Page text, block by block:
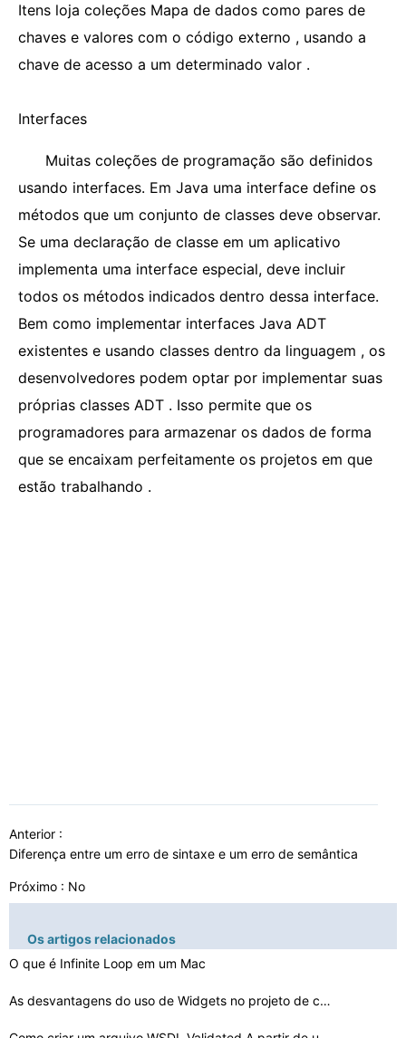
Itens loja coleções Mapa de dados como pares de
chaves e valores com o código externo , usando a
chave de acesso a um determinado valor .
Interfaces
Muitas coleções de programação são definidos
usando interfaces. Em Java uma interface define os
métodos que um conjunto de classes deve observar.
Se uma declaração de classe em um aplicativo
implementa uma interface especial, deve incluir
todos os métodos indicados dentro dessa interface.
Bem como implementar interfaces Java ADT
existentes e usando classes dentro da linguagem , os
desenvolvedores podem optar por implementar suas
próprias classes ADT . Isso permite que os
programadores para armazenar os dados de forma
que se encaixam perfeitamente os projetos em que
estão trabalhando .
Anterior :
Diferença entre um erro de sintaxe e um erro de semântica
Próximo : No
Os artigos relacionados
O que é Infinite Loop em um Mac
As desvantagens do uso de Widgets no projeto de computa…